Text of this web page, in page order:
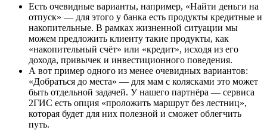
Есть очевидные варианты, например, «Найти деньги на
отпуск» — для этого у банка есть продукты кредитные и
накопительные. В рамках жизненной ситуации мы
можем предложить клиенту такие продукты, как
«накопительный счёт» или «кредит», исходя из его
дохода, привычек и инвестиционного поведения.
А вот пример одного из менее очевидных вариантов:
«Добраться до места» — для мам с колясками это может
быть отдельной задачей. У нашего партнёра — сервиса
2ГИС есть опция «проложить маршрут без лестниц»,
которая будет для них полезной и сможет облегчить
путь.